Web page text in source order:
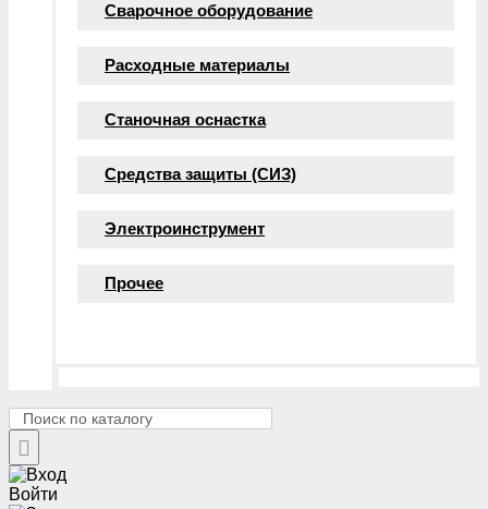
Сварочное оборудование
Расходные материалы
Станочная оснастка
Средства защиты (СИЗ)
Электроинструмент
Прочее
Войти